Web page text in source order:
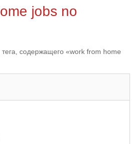
jobs no
содержащего «work from home